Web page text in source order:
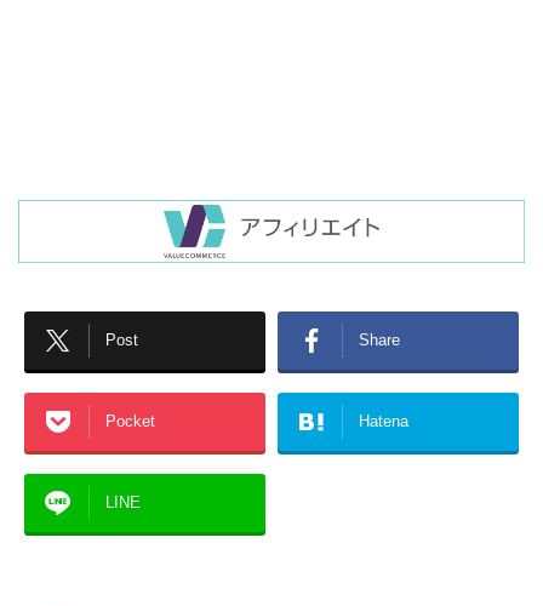
Post Share
Pocket Hatena
LINE